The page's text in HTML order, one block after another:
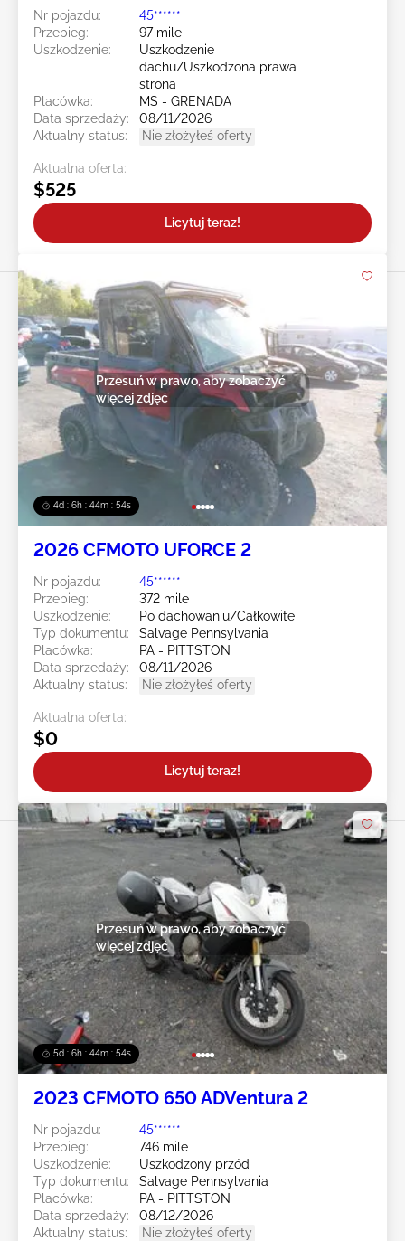
Nr pojazdu:
45******
Przebieg:
97 mile
Uszkodzenie:
Uszkodzenie
dachu/Uszkodzona prawa
strona
Placówka:
MS - GRENADA
Data sprzedaży:
08/11/2026
Aktualny status:
Nie złożyłeś oferty
Aktualna oferta:
$525
Licytuj teraz!
4d : 6h : 44m : 52s
Przesuń w prawo, aby zobaczyć
więcej zdjęć
2026 CFMOTO UFORCE 2
Nr pojazdu:
45******
Przebieg:
372 mile
Uszkodzenie:
Po dachowaniu/Całkowite
Typ dokumentu:
Salvage Pennsylvania
Placówka:
PA - PITTSTON
Data sprzedaży:
08/11/2026
Aktualny status:
Nie złożyłeś oferty
Aktualna oferta:
$0
Licytuj teraz!
5d : 6h : 44m : 52s
Przesuń w prawo, aby zobaczyć
więcej zdjęć
2023 CFMOTO 650 ADVentura 2
Nr pojazdu:
45******
Przebieg:
746 mile
Uszkodzenie:
Uszkodzony przód
Typ dokumentu:
Salvage Pennsylvania
Placówka:
PA - PITTSTON
Data sprzedaży:
08/12/2026
Aktualny status:
Nie złożyłeś oferty